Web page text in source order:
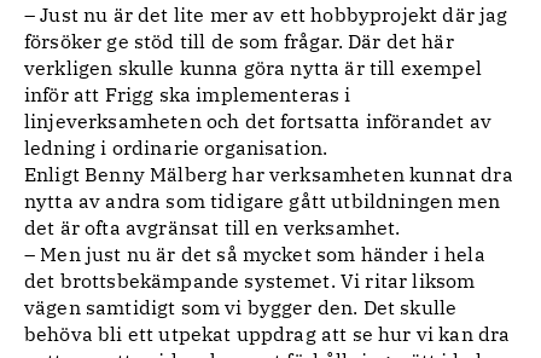
– Just nu är det lite mer av ett hobbyprojekt där jag
försöker ge stöd till de som frågar. Där det här
verkligen skulle kunna göra nytta är till exempel
inför att Frigg ska implementeras i
linjeverksamheten och det fortsatta införandet av
ledning i ordinarie organisation.
Enligt Benny Mälberg har verksamheten kunnat dra
nytta av andra som tidigare gått utbildningen men
det är ofta avgränsat till en verksamhet.
– Men just nu är det så mycket som händer i hela
det brottsbekämpande systemet. Vi ritar liksom
vägen samtidigt som vi bygger den. Det skulle
behöva bli ett utpekat uppdrag att se hur vi kan dra